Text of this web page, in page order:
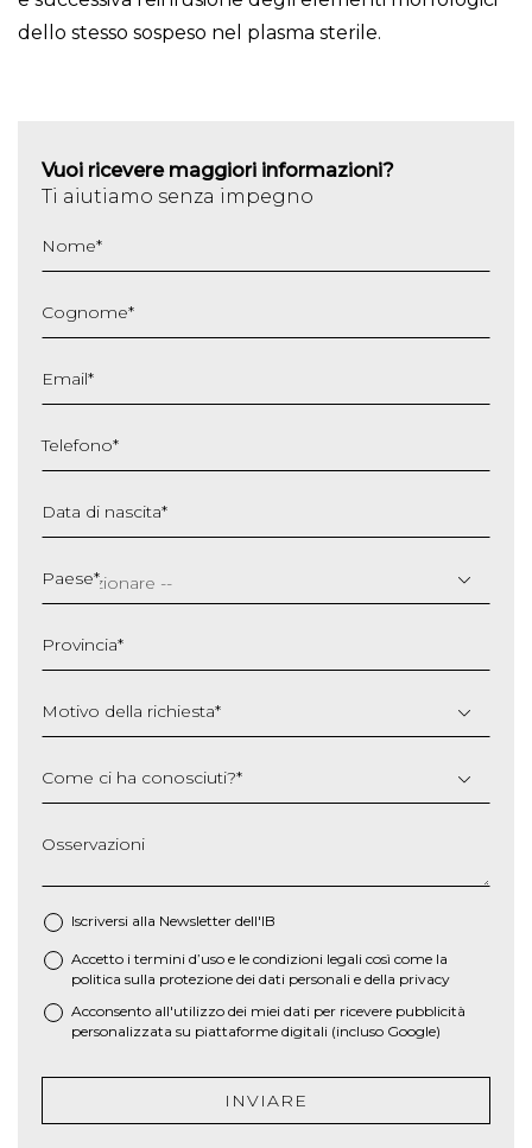
dello stesso sospeso nel plasma sterile.
Vuoi ricevere maggiori informazioni?
Ti aiutiamo senza impegno
Nome*
Cognome*
Email*
Telefono*
Data di nascita*
slash
MM
AAAA
Paese*
Provincia*
Motivo della richiesta*
Come ci ha conosciuti?*
Osservazioni
Iscriversi alla Newsletter dell'IB
* Accetto i termini d’uso e le condizioni legali così come la
politica sulla protezione dei dati personali e della privacy
Acconsento all'utilizzo dei miei dati per ricevere pubblicità
personalizzata su piattaforme digitali (incluso Google)
INVIARE